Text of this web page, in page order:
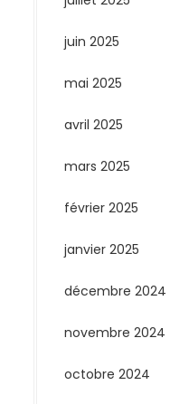
juin 2025
mai 2025
avril 2025
mars 2025
février 2025
janvier 2025
décembre 2024
novembre 2024
octobre 2024